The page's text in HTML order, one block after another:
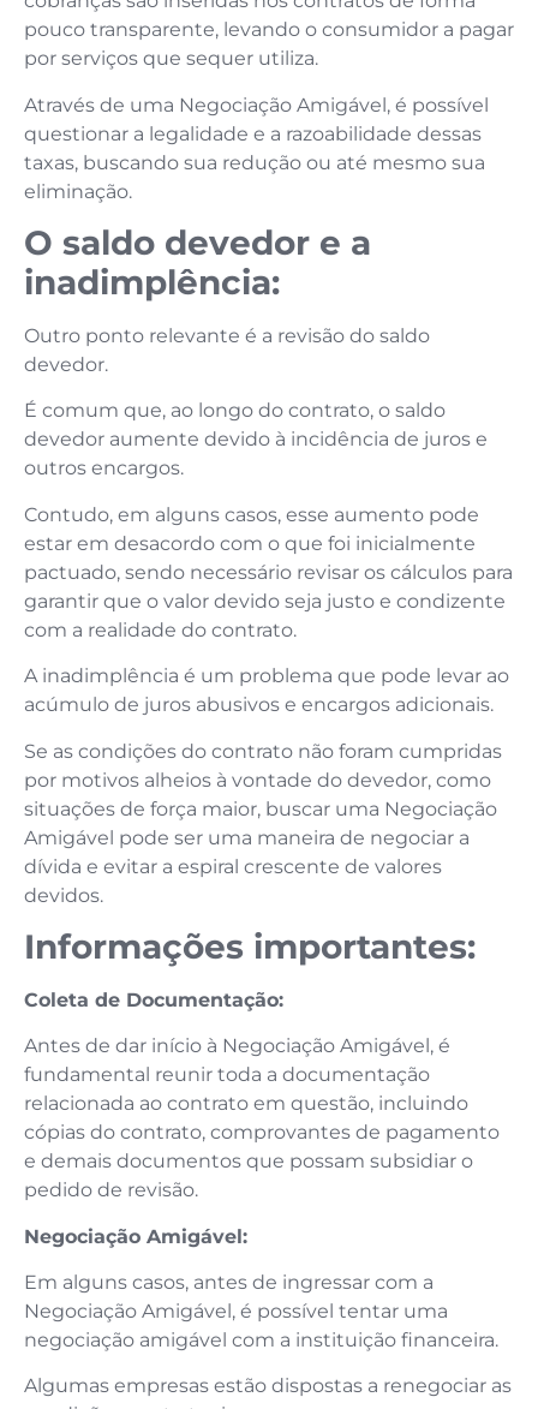
pouco transparente, levando o consumidor a pagar
por serviços que sequer utiliza.
Através de uma Negociação Amigável, é possível
questionar a legalidade e a razoabilidade dessas
taxas, buscando sua redução ou até mesmo sua
eliminação.
O saldo devedor e a
inadimplência:
Outro ponto relevante é a revisão do saldo
devedor.
É comum que, ao longo do contrato, o saldo
devedor aumente devido à incidência de juros e
outros encargos.
Contudo, em alguns casos, esse aumento pode
estar em desacordo com o que foi inicialmente
pactuado, sendo necessário revisar os cálculos para
garantir que o valor devido seja justo e condizente
com a realidade do contrato.
A inadimplência é um problema que pode levar ao
acúmulo de juros abusivos e encargos adicionais.
Se as condições do contrato não foram cumpridas
por motivos alheios à vontade do devedor, como
situações de força maior, buscar uma Negociação
Amigável pode ser uma maneira de negociar a
dívida e evitar a espiral crescente de valores
devidos.
Informações importantes:
Coleta de Documentação:
Antes de dar início à Negociação Amigável, é
fundamental reunir toda a documentação
relacionada ao contrato em questão, incluindo
cópias do contrato, comprovantes de pagamento
e demais documentos que possam subsidiar o
pedido de revisão.
Negociação Amigável:
Em alguns casos, antes de ingressar com a
Negociação Amigável, é possível tentar uma
negociação amigável com a instituição financeira.
Algumas empresas estão dispostas a renegociar as